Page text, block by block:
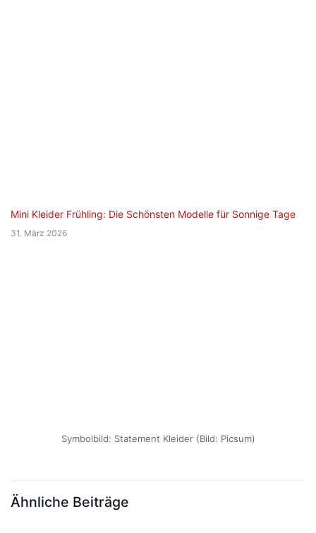
Mini Kleider Frühling: Die Schönsten Modelle für Sonnige Tage
31. März 2026
Symbolbild: Statement Kleider (Bild: Picsum)
Ähnliche Beiträge